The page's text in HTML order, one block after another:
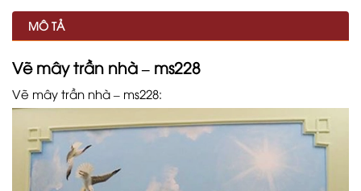
MÔ TẢ
Vẽ mây trần nhà – ms228
Vẽ mây trần nhà – ms228: